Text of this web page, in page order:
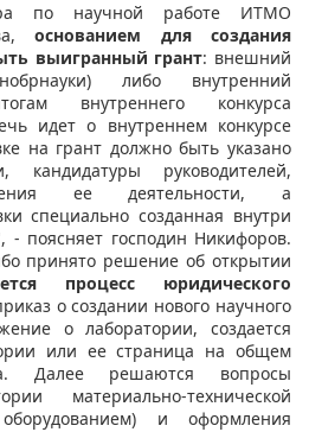
по научной работе ИТМО
основанием для создания
выигранный грант: внешний
либо внутренний
внутреннего конкурса
идет о внутреннем конкурсе
на грант должно быть указано
кандидатуры руководителей,
ее деятельности, а
специально созданная внутри
- поясняет господин Никифоров.
принято решение об открытии
процесс юридического
о создании нового научного
о лаборатории, создается
или ее страница на общем
Далее решаются вопросы
материально-технической
и оформления